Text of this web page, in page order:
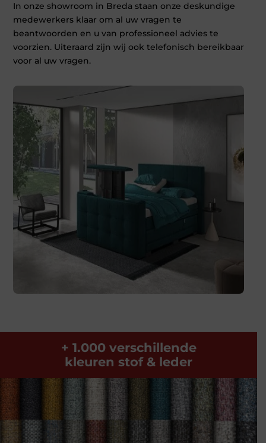
In onze showroom in Breda staan onze deskundige
medewerkers klaar om al uw vragen te
beantwoorden en u van professioneel advies te
voorzien. Uiteraard zijn wij ook telefonisch bereikbaar
voor al uw vragen.
+ 1.000 verschillende
kleuren stof & leder